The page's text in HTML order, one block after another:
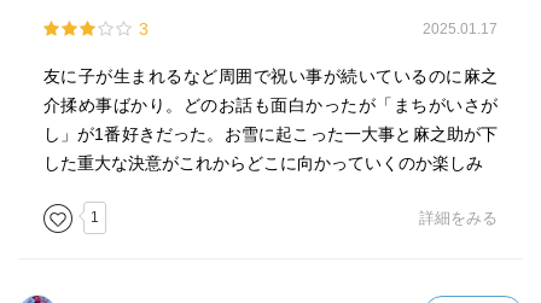
3 2025.01.17
友に子が生まれるなど周囲で祝い事が続いているのに麻之
介揉め事ばかり。どのお話も面白かったが「まちがいさが
し」が1番好きだった。お雪に起こった一大事と麻之助が下
した重大な決意がこれからどこに向かっていくのか楽しみ
1 詳細をみる